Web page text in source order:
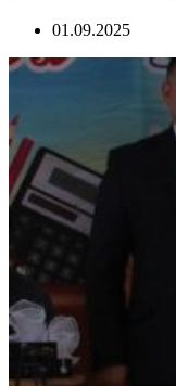
01.09.2025